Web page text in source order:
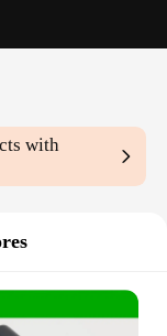
with